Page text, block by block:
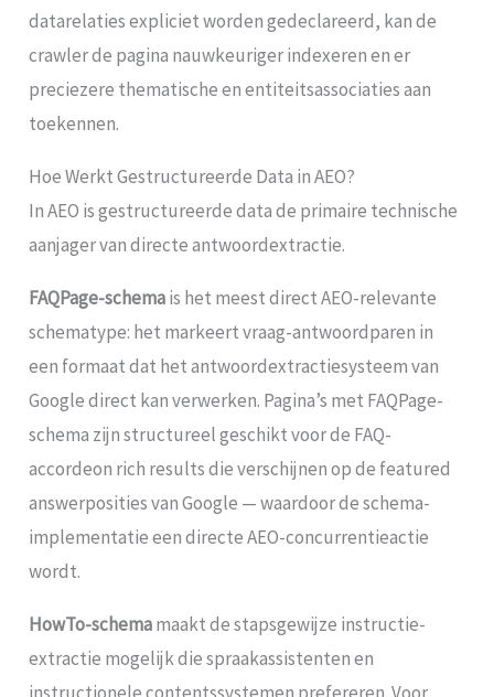
datarelaties expliciet worden gedeclareerd, kan de
crawler de pagina nauwkeuriger indexeren en er
preciezere thematische en entiteitsassociaties aan
toekennen.
Hoe Werkt Gestructureerde Data in AEO?
In AEO is gestructureerde data de primaire technische
aanjager van directe antwoordextractie.
FAQPage-schemais het meest direct AEO-relevante
schematype: het markeert vraag-antwoordparen in
een formaat dat het antwoordextractiesysteem van
Google direct kan verwerken. Pagina’s met FAQPage-
schema zijn structureel geschikt voor de FAQ-
accordeon rich results die verschijnen op de featured
answerposities van Google — waardoor de schema-
implementatie een directe AEO-concurrentieactie
wordt.
HowTo-schemamaakt de stapsgewijze instructie-
extractie mogelijk die spraakassistenten en